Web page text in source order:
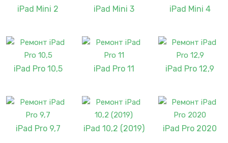
iPad Mini 2 iPad Mini 3 iPad Mini 4
iPad Pro 10,5 iPad Pro 11 iPad Pro 12,9
iPad Pro 9,7 iPad 10,2 (2019) iPad Pro 2020